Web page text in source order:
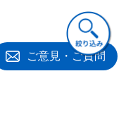
ご意見・ご質問